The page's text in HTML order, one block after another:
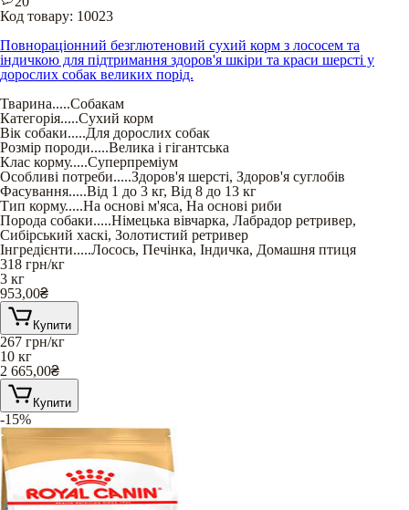
Код товару: 10023
Повнораціонний безглютеновий сухий корм з лососем та
індичкою для підтримання здоров'я шкіри та краси шерсті у
дорослих собак великих порід.
Тварина.....Собакам
Категорія.....Сухий корм
Вік собаки.....Для дорослих собак
Розмір породи.....Велика і гігантська
Клас корму.....Суперпреміум
Особливі потреби.....Здоров'я шерсті, Здоров'я суглобів
Фасування.....Від 1 до 3 кг, Від 8 до 13 кг
Тип корму.....На основі м'яса, На основі риби
Порода собаки.....Німецька вівчарка, Лабрадор ретривер,
Сибірський хаскі, Золотистий ретривер
Інгредієнти.....Лосось, Печінка, Індичка, Домашня птиця
318 грн/кг
3 кг
953,00₴
Купити
267 грн/кг
10 кг
2 665,00₴
Купити
-15%